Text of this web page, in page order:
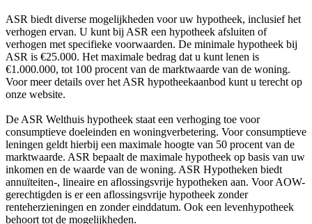
ASR biedt diverse mogelijkheden voor uw hypotheek, inclusief het
verhogen ervan. U kunt bij ASR een hypotheek afsluiten of
verhogen met specifieke voorwaarden. De minimale hypotheek bij
ASR is €25.000. Het maximale bedrag dat u kunt lenen is
€1.000.000, tot 100 procent van de marktwaarde van de woning.
Voor meer details over het ASR hypotheekaanbod kunt u terecht op
onze website.
De ASR Welthuis hypotheek staat een verhoging toe voor
consumptieve doeleinden en woningverbetering. Voor consumptieve
leningen geldt hierbij een maximale hoogte van 50 procent van de
marktwaarde. ASR bepaalt de maximale hypotheek op basis van uw
inkomen en de waarde van de woning. ASR Hypotheken biedt
annuïteiten-, lineaire en aflossingsvrije hypotheken aan. Voor AOW-
gerechtigden is er een aflossingsvrije hypotheek zonder
renteherzieningen en zonder einddatum. Ook een levenhypotheek
behoort tot de mogelijkheden.